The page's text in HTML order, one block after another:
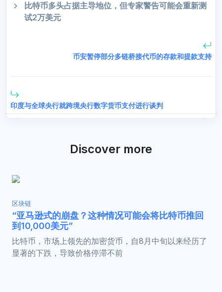
比特币多头占据主导地位，但专家警告可能会重新测
试2万美元
币安暂停部分多链桥接代币的存款和提款支持
印度与全球央行就跨境央行数字货币支付进行谈判
Discover more
区块链
“亚马逊式的崩盘？这种情况可能会将比特币推回
到10,000美元”
比特币，市场上领先的加密货币，自8月中旬以来经历了
显著的下跌，导致价格停滞不前